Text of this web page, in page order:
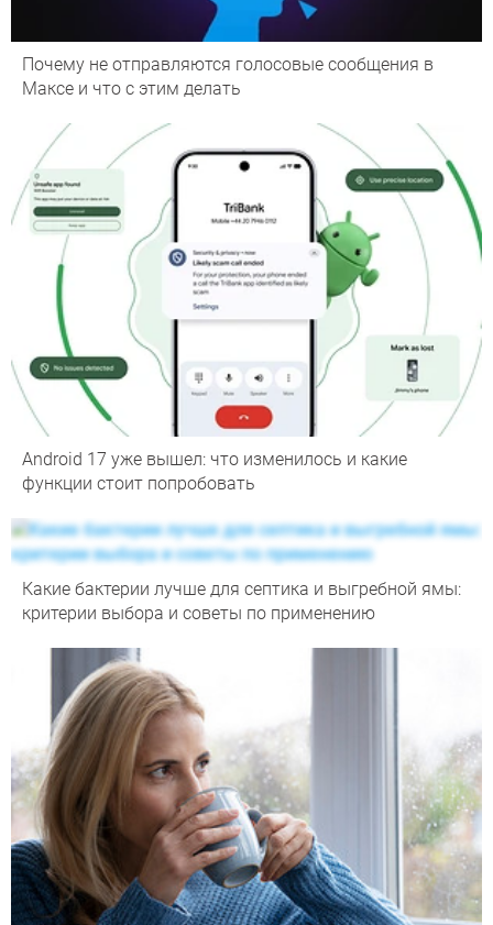
Почему не отправляются голосовые сообщения в
Максе и что с этим делать
Android 17 уже вышел: что изменилось и какие
функции стоит попробовать
Какие бактерии лучше для септика и выгребной ямы:
критерии выбора и советы по применению